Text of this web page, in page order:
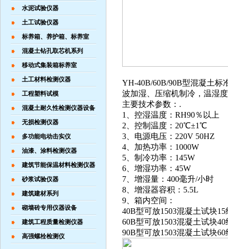
水泥试验仪器
土工试验仪器
标养箱、养护箱、标养室
混凝土钻孔取芯机系列
移动式集装箱标养室
土工材料检测仪器
工程塑料试模
混凝土耐久性检测仪器设备
无损检测仪器
多功能电动击实仪
油漆、涂料检测仪器
建筑节能保温材料检测仪器
砂浆试验仪器
建筑建材系列
砌墙砖专用仪器设备
建筑工程质量检测仪器
高强螺栓检测仪
YH-40B/60B/90B型混凝土
波加湿、压缩机制冷，温湿
主要技术参数：.
1、控湿温度：RH90％以上
2、控制温度：20℃±1℃
3、电源电压：220V 50HZ
4、加热功率：1000W
5、制冷功率：145W
6、增湿功率：45W
7、增湿量：400毫升/小时
8、增湿器容积：5.5L
9、箱内空间：
40B型可放1503混凝土试块15
60B型可放1503混凝土试块40
90B型可放1503混凝土试块60